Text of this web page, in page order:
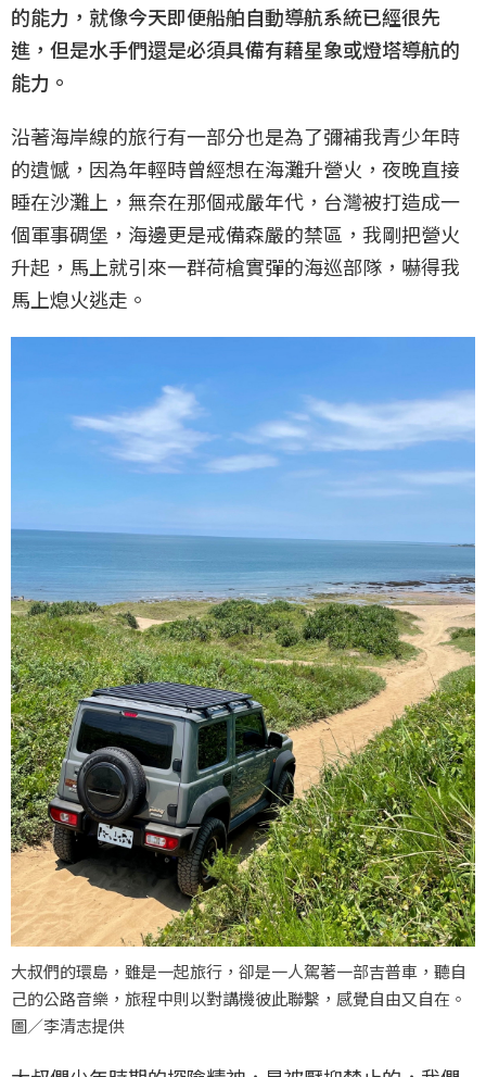
的能力，就像今天即便船舶自動導航系統已經很先
進，但是水手們還是必須具備有藉星象或燈塔導航的
能力。
沿著海岸線的旅行有一部分也是為了彌補我青少年時
的遺憾，因為年輕時曾經想在海灘升營火，夜晚直接
睡在沙灘上，無奈在那個戒嚴年代，台灣被打造成一
個軍事碉堡，海邊更是戒備森嚴的禁區，我剛把營火
升起，馬上就引來一群荷槍實彈的海巡部隊，嚇得我
馬上熄火逃走。
大叔們的環島，雖是一起旅行，卻是一人駕著一部吉普車，聽自
己的公路音樂，旅程中則以對講機彼此聯繫，感覺自由又自在。
圖／李清志提供